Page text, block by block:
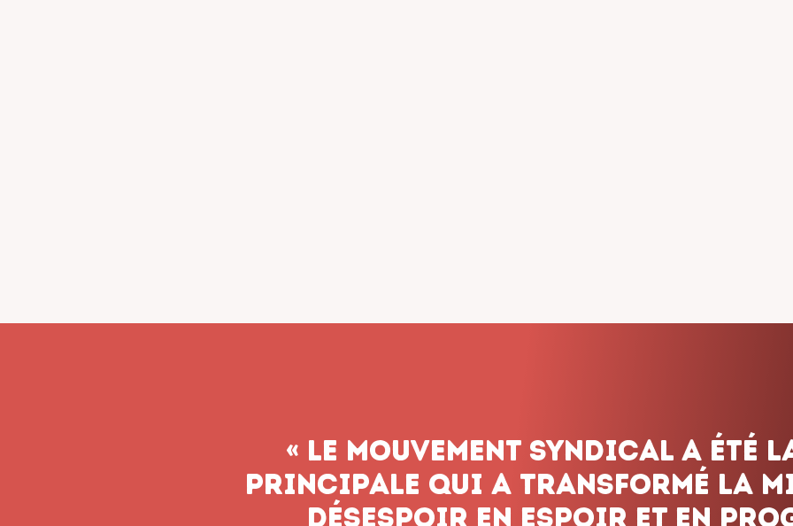
« Le syndicalisme ne renonce
n’abandonnons pas le combat,
soient les obstacles et peu